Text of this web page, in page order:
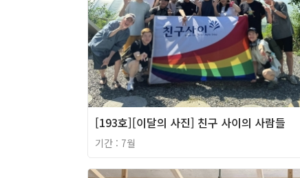
[193호][이달의 사진] 친구 사이의 사람들
기간 : 7월